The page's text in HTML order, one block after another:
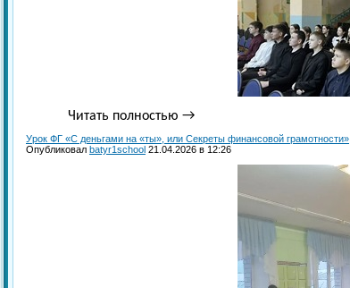
Читать полностью→
Урок ФГ «С деньгами на «ты», или Секреты финансовой грамотности»
Опубликовал batyr1school 21.04.2026 в 12:26